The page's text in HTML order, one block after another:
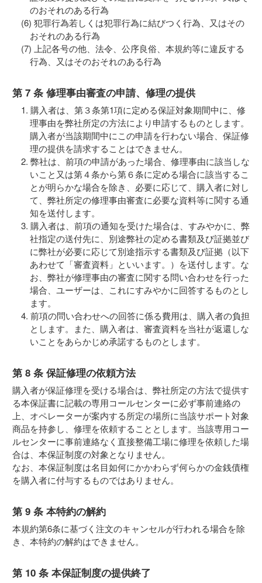
のおそれのある行為
犯罪行為若しくは犯罪行為に結びつく行為、又はその
おそれのある行為
上記各号の他、法令、公序良俗、本規約等に違反する
行為、又はそのおそれのある行為
第 7 条 修理事由審査の申請、修理の提供
購入者は、第３条第1項に定める保証対象期間中に、修
理事由を弊社所定の方法により申請するものとします。
購入者が当該期間中にこの申請を行わない場合、保証修
理の提供を請求することはできません。
弊社は、前項の申請があった場合、修理事由に該当しな
いこと又は第４条から第６条に定める場合に該当するこ
とが明らかな場合を除き、必要に応じて、購入者に対し
て、弊社所定の修理事由審査に必要な資料等に関する通
知を送付します。
購入者は、前項の通知を受けた場合は、すみやかに、弊
社指定の送付先に、別途弊社の定める書類及び証拠並び
に弊社が必要に応じて別途指示する書類及び証拠（以下
あわせて「審査資料」といいます。）を送付します。な
お、弊社が修理事由の審査に関する問い合わせを行った
場合、ユーザーは、これにすみやかに回答するものとし
ます。
前項の問い合わせへの回答に係る費用は、購入者の負担
とします。また、購入者は、審査資料を当社が返還しな
いことをあらかじめ承諾するものとします。
第 8 条 保証修理の依頼方法
購入者が保証修理を受ける場合は、弊社所定の方法で提供す
る本保証書に記載の専用コールセンターに必ず事前連絡の
上、オペレーターが案内する所定の場所に当該サポート対象
商品を持参し、修理を依頼することとします。当該専用コー
ルセンターに事前連絡なく直接整備工場に修理を依頼した場
合は、本保証制度の対象となりません。
なお、本保証制度は名目如何にかかわらず何らかの金銭債権
を購入者に付与するものではありません。
第 9 条 本特約の解約
本規約第6条に基づく注文のキャンセルが行われる場合を除
き、本特約の解約はできません。
第 10 条 本保証制度の提供終了